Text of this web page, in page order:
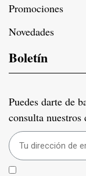
Promociones
Novedades
Boletín
Puedes darte de
consulta nuestros